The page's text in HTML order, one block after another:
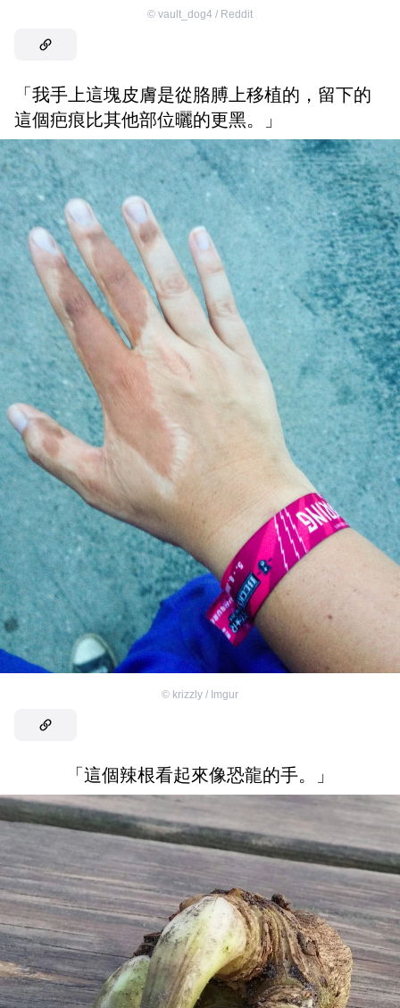
© vault_dog4 / Reddit
「我手上這塊皮膚是從胳膊上移植的，留下的
這個疤痕比其他部位曬的更黑。」
© krizzly / Imgur
「這個辣根看起來像恐龍的手。」